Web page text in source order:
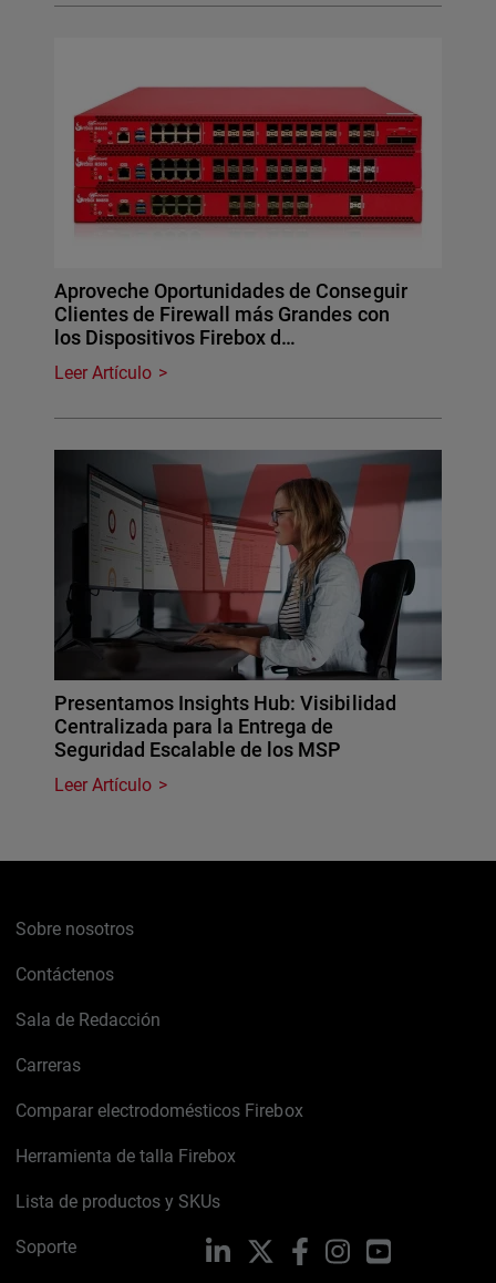
Aproveche Oportunidades de Conseguir
Clientes de Firewall más Grandes con
los Dispositivos Firebox d…
Leer Artículo
Presentamos Insights Hub: Visibilidad
Centralizada para la Entrega de
Seguridad Escalable de los MSP
Leer Artículo
Sobre nosotros
Contáctenos
Sala de Redacción
Carreras
Comparar electrodomésticos Firebox
Herramienta de talla Firebox
Lista de productos y SKUs
Soporte LinkedIn FacebookInstagramYouTube